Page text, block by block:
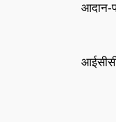
आदान-